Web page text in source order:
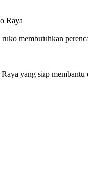
Raya
membutuhkan
yang siap